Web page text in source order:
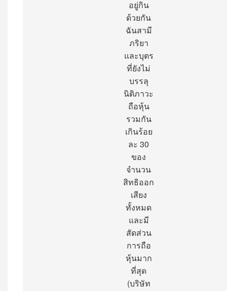
อยู่กิน
ด้วยกัน
ฉันสามี
ภริยา
และบุตร
ที่ยังไม่
บรรลุ
นิติภาวะ
ถือหุ้น
รวมกัน
เกินร้อย
ละ 30
ของ
จำนวน
สิทธิออก
เสียง
ทั้งหมด
และมี
สัดส่วน
การถือ
หุ้นมาก
ที่สุด
(บริษัท